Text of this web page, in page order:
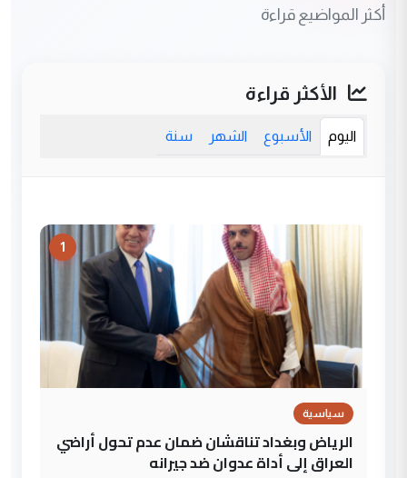
أكثر المواضيع قراءة
الأكثر قراءة
اليوم الأسبوع الشهر سنة
1
سياسية
الرياض وبغداد تناقشان ضمان عدم تحول أراضي
العراق إلى أداة عدوان ضد جيرانه